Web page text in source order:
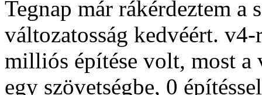
Tegnap már rákérdeztem a
változatosság kedvéért.
milliós építése volt, most
egy szövetségbe, 0